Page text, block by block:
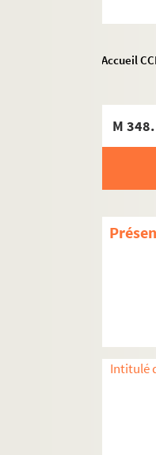
Accueil
M
Intitulé